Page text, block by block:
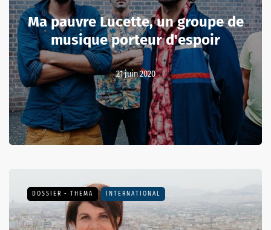
Ma pauvre Lucette, un groupe de
musique porteur d'espoir
21 juin 2020
DOSSIER - THEMA INTERNATIONAL